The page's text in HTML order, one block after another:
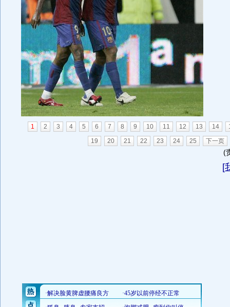
1 2 3 4 5 6 7 8 9 10 11 12 13 14
19
20 21 22 23 24 25 下一页
(
[